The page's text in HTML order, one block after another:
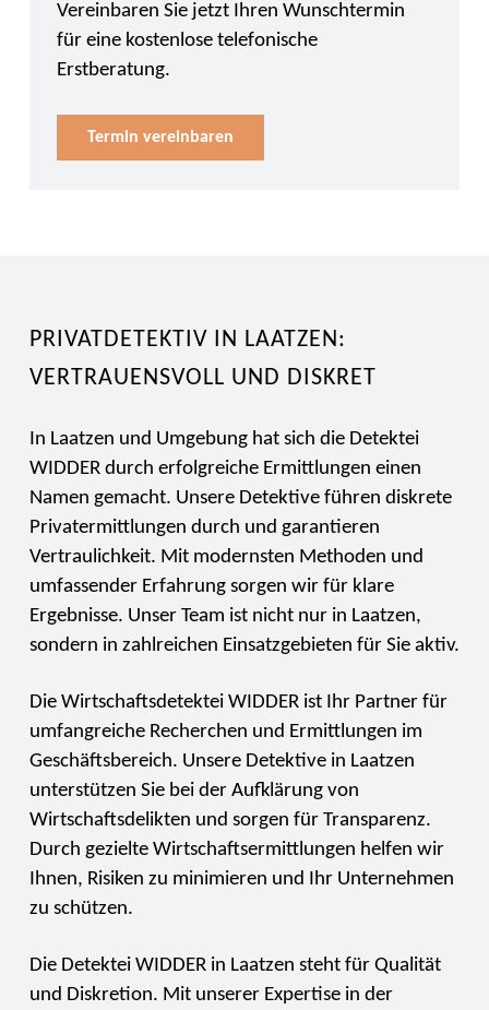
Vereinbaren Sie jetzt Ihren Wunschtermin
für eine kostenlose telefonische
Erstberatung.
Termin vereinbaren
PRIVATDETEKTIV IN LAATZEN:
VERTRAUENSVOLL UND DISKRET
In Laatzen und Umgebung hat sich die Detektei
WIDDER durch erfolgreiche Ermittlungen einen
Namen gemacht. Unsere Detektive führen diskrete
Privatermittlungen durch und garantieren
Vertraulichkeit. Mit modernsten Methoden und
umfassender Erfahrung sorgen wir für klare
Ergebnisse. Unser Team ist nicht nur in Laatzen,
sondern in zahlreichen Einsatzgebieten für Sie aktiv.
Die Wirtschaftsdetektei WIDDER ist Ihr Partner für
umfangreiche Recherchen und Ermittlungen im
Geschäftsbereich. Unsere Detektive in Laatzen
unterstützen Sie bei der Aufklärung von
Wirtschaftsdelikten und sorgen für Transparenz.
Durch gezielte Wirtschaftsermittlungen helfen wir
Ihnen, Risiken zu minimieren und Ihr Unternehmen
zu schützen.
Die Detektei WIDDER in Laatzen steht für Qualität
und Diskretion. Mit unserer Expertise in der